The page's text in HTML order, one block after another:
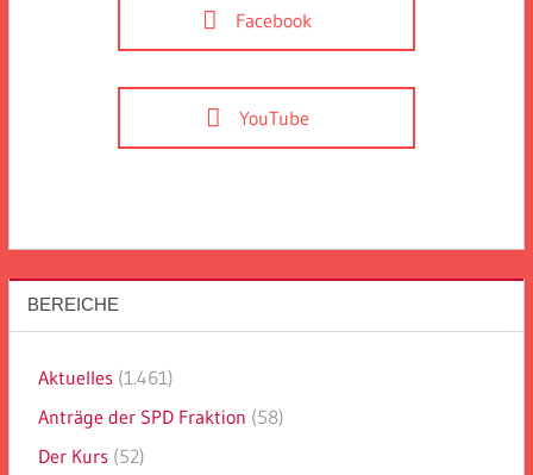
Facebook
YouTube
BEREICHE
Aktuelles(1.461)
Anträge der SPD Fraktion (58)
Der Kurs(52)